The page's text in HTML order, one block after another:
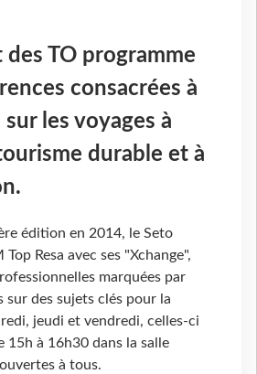
des TO programme
consacrées à
les voyages à
durable et à
édition en 2014, le Seto
Top Resa avec ses "Xchange",
marquées par
sur des sujets clés pour la
jeudi et vendredi, celles-ci
15h à 16h30 dans la salle
à tous.